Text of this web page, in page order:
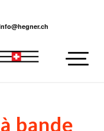
bande